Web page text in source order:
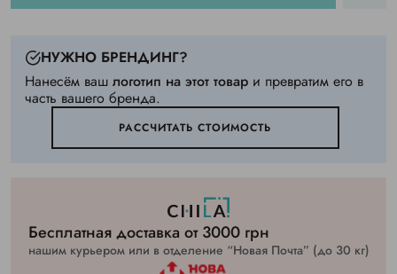
НУЖНО БРЕНДИНГ?
Нанесём ваш логотип на этот товар и превратим его в
часть вашего бренда.
РАССЧИТАТЬ СТОИМОСТЬ
Бесплатная доставка от 3000 грн
нашим курьером или в отделение “Новая Почта” (до 30 кг)